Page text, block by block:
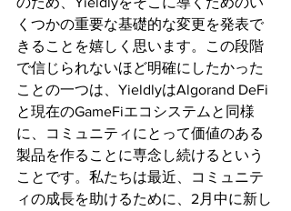
くつかの重要な基礎的な変更を発表で
きることを嬉しく思います。この段階
で信じられないほど明確にしたかった
ことの一つは、YieldlyはAlgorand DeFi
と現在のGameFiエコシステムと同様
に、コミュニティにとって価値のある
製品を作ることに専念し続けるという
ことです。私たちは最近、コミュニテ
ィの成長を助けるために、2月中に新し